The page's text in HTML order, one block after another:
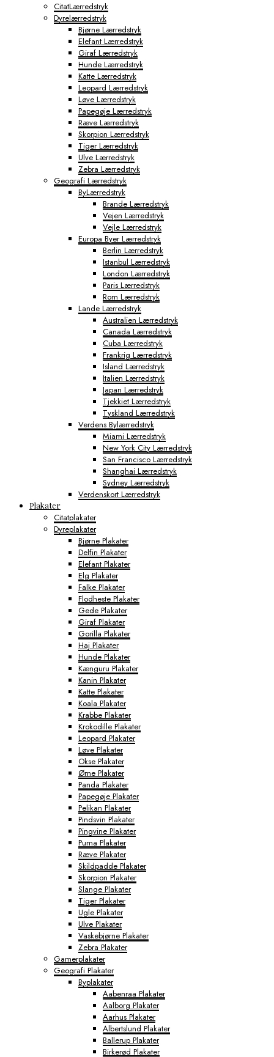
CitatLærredstryk
Dyrelærredstryk
Bjørne Lærredstryk
Elefant Lærredstryk
Giraf Lærredstryk
Hunde Lærredstryk
Katte Lærredstryk
Leopard Lærredstryk
Løve Lærredstryk
Papegøje Lærredstryk
Ræve Lærredstryk
Skorpion Lærredstryk
Tiger Lærredstryk
Ulve Lærredstryk
Zebra Lærredstryk
Geografi Lærredstryk
ByLærredstryk
Brande Lærredstryk
Vejen Lærredstryk
Vejle Lærredstryk
Europa Byer Lærredstryk
Berlin Lærredstryk
Istanbul Lærredstryk
London Lærredstryk
Paris Lærredstryk
Rom Lærredstryk
Lande Lærredstryk
Australien Lærredstryk
Canada Lærredstryk
Cuba Lærredstryk
Frankrig Lærredstryk
Island Lærredstryk
Italien Lærredstryk
Japan Lærredstryk
Tjekkiet Lærredstryk
Tyskland Lærredstryk
Verdens Bylærredstryk
Miami Lærredstryk
New York City Lærredstryk
San Francisco Lærredstryk
Shanghai Lærredstryk
Sydney Lærredstryk
Verdenskort Lærredstryk
Plakater
Citatplakater
Dyreplakater
Bjørne Plakater
Delfin Plakater
Elefant Plakater
Elg Plakater
Falke Plakater
Flodheste Plakater
Gede Plakater
Giraf Plakater
Gorilla Plakater
Haj Plakater
Hunde Plakater
Kænguru Plakater
Kanin Plakater
Katte Plakater
Koala Plakater
Krabbe Plakater
Krokodille Plakater
Leopard Plakater
Løve Plakater
Okse Plakater
Ørne Plakater
Panda Plakater
Papegøje Plakater
Pelikan Plakater
Pindsvin Plakater
Pingvine Plakater
Puma Plakater
Ræve Plakater
Skildpadde Plakater
Skorpion Plakater
Slange Plakater
Tiger Plakater
Ugle Plakater
Ulve Plakater
Vaskebjørne Plakater
Zebra Plakater
Gamerplakater
Geografi Plakater
Byplakater
Aabenraa Plakater
Aalborg Plakater
Aarhus Plakater
Albertslund Plakater
Ballerup Plakater
Birkerød Plakater